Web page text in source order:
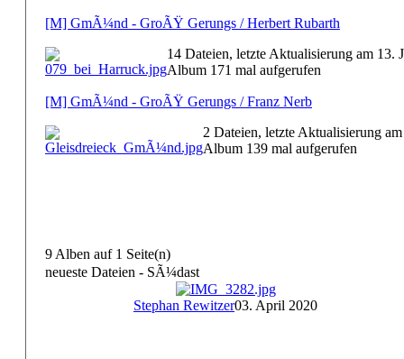
[M] GmÃ¼nd - GroÃŸ Gerungs / Herbert Rubarth
14 Dateien, letzte Aktualisierung am 13.
Album 171 mal aufgerufen
[M] GmÃ¼nd - GroÃŸ Gerungs / Franz Nerb
2 Dateien, letzte Aktualisierung
Album 139 mal aufgerufen
9 Alben auf 1 Seite(n)
neueste Dateien - SÃ¼dast
Stephan Rewitzer03. April 2020